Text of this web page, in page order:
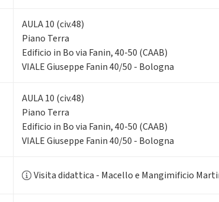
AULA 10 (civ.48)
Piano Terra
Edificio in Bo via Fanin, 40-50 (CAAB)
VIALE Giuseppe Fanin 40/50 - Bologna
AULA 10 (civ.48)
Piano Terra
Edificio in Bo via Fanin, 40-50 (CAAB)
VIALE Giuseppe Fanin 40/50 - Bologna
Visita didattica - Macello e Mangimificio